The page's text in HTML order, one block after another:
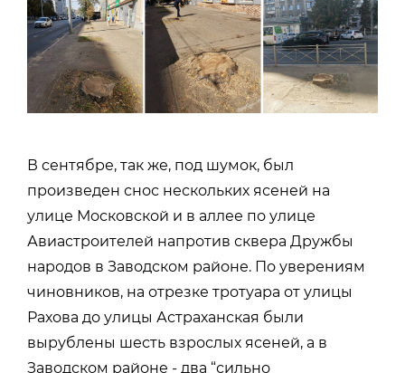
В сентябре, так же, под шумок, был
произведен снос нескольких ясеней на
улице Московской и в аллее по улице
Авиастроителей напротив сквера Дружбы
народов в Заводском районе. По уверениям
чиновников, на отрезке тротуара от улицы
Рахова до улицы Астраханская были
вырублены шесть взрослых ясеней, а в
Заводском районе - два “сильно